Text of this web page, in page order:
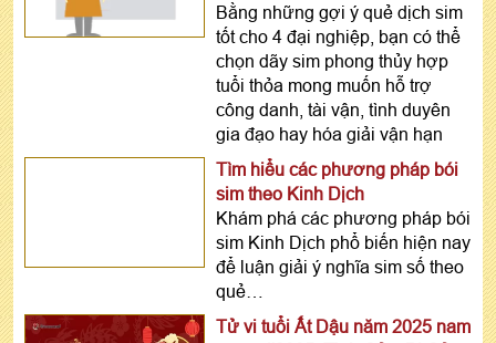
Bằng những gợi ý quẻ dịch sim
tốt cho 4 đại nghiệp, bạn có thể
chọn dãy sim phong thủy hợp
tuổi thỏa mong muốn hỗ trợ
công danh, tài vận, tình duyên
gia đạo hay hóa giải vận hạn
Tìm hiểu các phương pháp bói
sim theo Kinh Dịch
Khám phá các phương pháp bói
sim Kinh Dịch phổ biến hiện nay
để luận giải ý nghĩa sim số theo
quẻ…
Tử vi tuổi Ất Dậu năm 2025 nam